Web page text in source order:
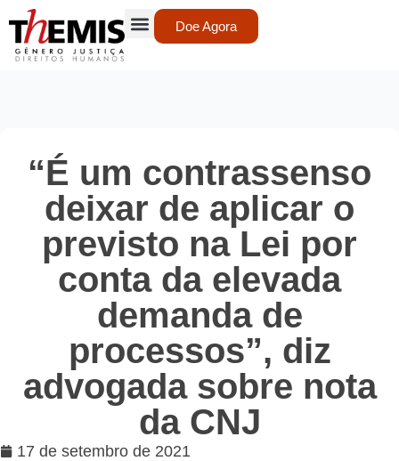
Doe Agora
“É um contrassenso
deixar de aplicar o
previsto na Lei por
conta da elevada
demanda de
processos”, diz
advogada sobre nota
da CNJ
17 de setembro de 2021